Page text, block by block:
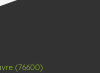
(76600)